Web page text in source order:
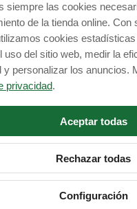
E-mail:
Site:
siempre las cookies
de la tienda online. Con
cookies
uso del sitio web, medir la
y personalizar los anuncios.
privacidad.
Aceptar todas
Rechazar todas
Configuración